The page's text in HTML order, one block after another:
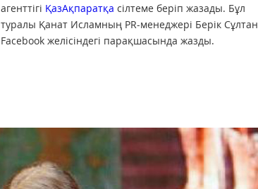
агенттігі ҚазАқпаратқа сілтеме беріп жазады. Бұл
туралы Қанат Исламның PR-менеджері Берік Сұлтан
Facebook желісіндегі парақшасында жазды.